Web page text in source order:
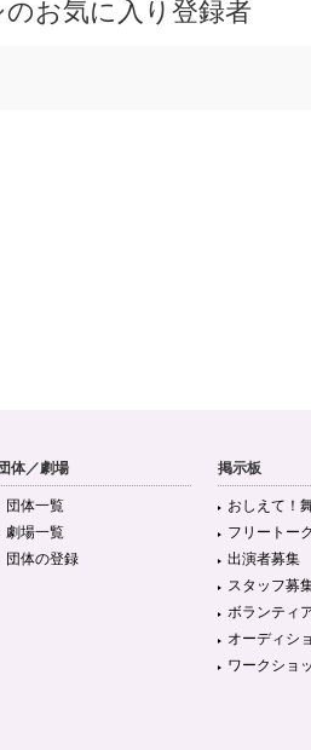
お気に入り登録者
団体／劇場
団体一覧
劇場一覧
団体の登録
掲示板
おしえて！
フリートーク
出演者募集
スタッフ募
ボランティ
オーディシ
ワークショ